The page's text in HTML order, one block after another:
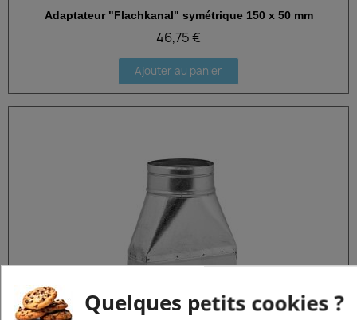
Aperçu rapide
Adaptateur "Flachkanal" symétrique 150 x 50 mm
46,75 €
Ajouter au panier
Quelques petits cookies ?